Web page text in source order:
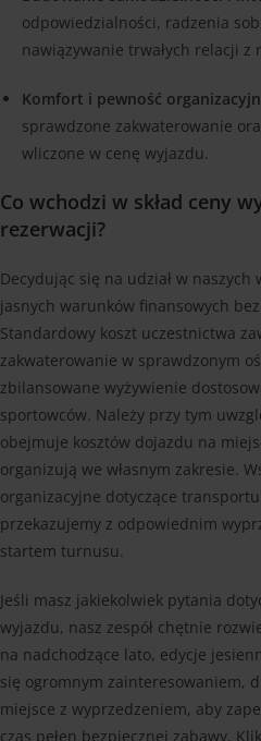
odpowiedzialności, radzenia
nawiązywanie trwałych relacji
Komfort i pewność
sprawdzone zakwaterowanie
wliczone w cenę wyjazdu.
Co wchodzi w skład ceny
rezerwacji?
Decydując się na udział w
jasnych warunków finansowych
Standardowy koszt uczestnictwa
zakwaterowanie w sprawdzonym
zbilansowane wyżywienie
sportowców. Należy przy tym
obejmuje kosztów dojazdu na
organizują we własnym zakresie.
organizacyjne dotyczące
przekazujemy z odpowiednim
startem turnusu.
Jeśli masz jakiekolwiek pytania
wyjazdu, nasz zespół chętnie
na nadchodzące lato, edycje
się ogromnym zainteresowaniem,
miejsce z wyprzedzeniem, aby
czas pełen bezpiecznej zabawy.